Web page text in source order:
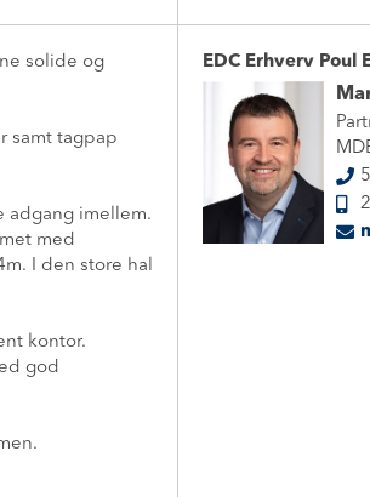
solide og
samt tagpap
adgang imellem.
med
I den store hal
kontor.
god
EDC Erhverv Poul